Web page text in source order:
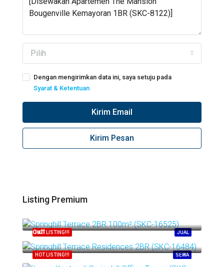
Pilih
Dengan mengirimkan data ini, saya setuju pada
Syarat & Ketentuan
Kirim Email
Kirim Pesan
Listing Premium
JUAL
HOT LISTING!!!
Springhill Kemayoran
SEWA
HOT LISTING!!!
Call